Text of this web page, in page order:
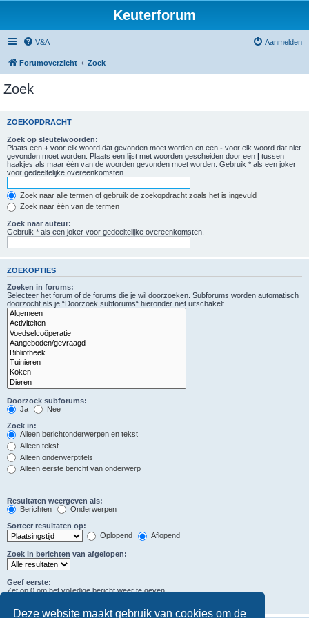
Deze website maakt gebruik van cookies om de
Keuterforum
V&A Aanmelden
Forumoverzicht Zoek
Zoek
ZOEKOPDRACHT
Zoek op sleutelwoorden:
Plaats een + voor elk woord dat gevonden moet worden en een - voor elk woord dat niet
gevonden moet worden. Plaats een lijst met woorden gescheiden door een | tussen
haakjes als maar één van de woorden gevonden moet worden. Gebruik * als een joker
voor gedeeltelijke overeenkomsten.
Zoek naar alle termen of gebruik de zoekopdracht zoals het is ingevuld
Zoek naar één van de termen
Zoek naar auteur:
Gebruik * als een joker voor gedeeltelijke overeenkomsten.
ZOEKOPTIES
Zoeken in forums:
Selecteer het forum of de forums die je wil doorzoeken. Subforums worden automatisch
doorzocht als je “Doorzoek subforums“ hieronder niet uitschakelt.
Doorzoek subforums:
Ja
Nee
Zoek in:
Alleen berichtonderwerpen en tekst
Alleen tekst
Alleen onderwerptitels
Alleen eerste bericht van onderwerp
Resultaten weergeven als:
Berichten
Onderwerpen
Sorteer resultaten op:
Oplopend
Aflopend
Zoek in berichten van afgelopen:
Geef eerste:
Zet op 0 om het volledige bericht weer te geven.